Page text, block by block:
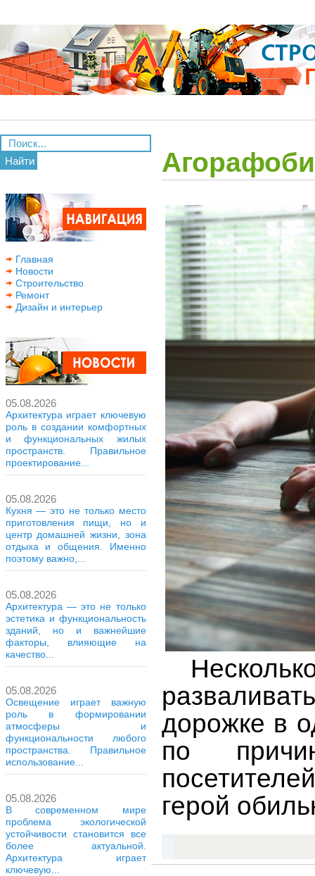
Найти
Главная
Новости
Строительство
Ремонт
Дизайн и интерьер
05.08.2026
Архитектура играет ключевую
роль в создании комфортных
и функциональных жилых
пространств. Правильное
проектирование...
05.08.2026
Кухня — это не только место
приготовления пищи, но и
центр домашней жизни, зона
отдыха и общения. Именно
поэтому важно,...
05.08.2026
Архитектура — это не только
эстетика и функциональность
зданий, но и важнейшие
факторы, влияющие на
качество...
05.08.2026
Освещение играет важную
роль в формировании
атмосферы и
функциональности любого
пространства. Правильное
использование...
05.08.2026
В современном мире
проблема экологической
устойчивости становится все
более актуальной.
Архитектура играет
ключевую...
дорожке в
по
герой